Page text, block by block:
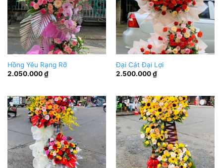
Hồng Yêu Rạng Rỡ
2.050.000₫
Đại Cát Đại Lợi
2.500.000₫